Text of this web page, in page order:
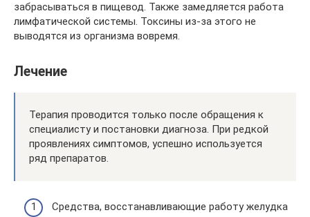
забрасываться в пищевод. Также замедляется работа
лимфатической системы. Токсины из-за этого не
выводятся из организма вовремя.
Лечение
Терапия проводится только после обращения к
специалисту и постановки диагноза. При редкой
проявлениях симптомов, успешно используется
ряд препаратов.
Средства, восстанавливающие работу желудка